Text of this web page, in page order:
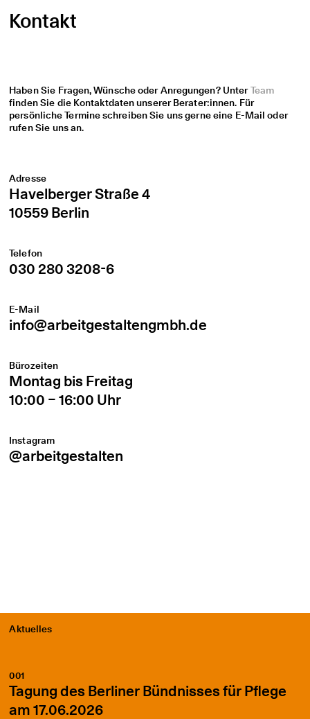
Kontakt
Haben Sie Fragen, Wünsche oder Anregungen? UnterTeam
finden Sie die Kontaktdaten unserer Berater:innen. Für
persönliche Termine schreiben Sie uns gerne eine E-Mail oder
rufen Sie uns an.
Adresse
Havelberger Straße 4
10559 Berlin
Telefon
030 280 3208-6
E-Mail
info@arbeitgestaltengmbh.de
Bürozeiten
Montag bis Freitag
10:00 – 16:00 Uhr
Instagram
@arbeitgestalten
Aktuelles
001
Tagung des Berliner Bündnisses für Pflege
am 17.06.2026